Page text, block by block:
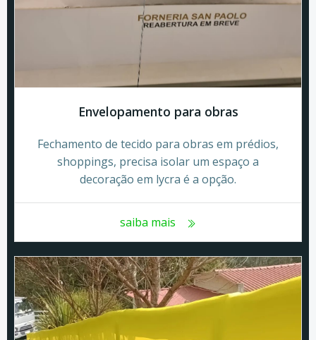
Envelopamento para obras
Fechamento de tecido para obras em prédios,
shoppings, precisa isolar um espaço a
decoração em lycra é a opção.
saiba mais